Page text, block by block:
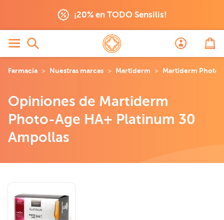
¡20% en TODO Sensilis!
Farmacia Nuestras marcas Martiderm Martiderm Photo-
Opiniones de Martiderm
Photo-Age HA+ Platinum 30
Ampollas